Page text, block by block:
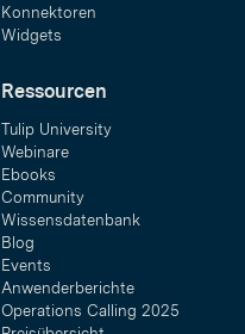
Konnektoren
Widgets
Ressourcen
Tulip University
Webinare
Ebooks
Community
Wissensdatenbank
Blog
Events
Anwenderberichte
Operations Calling 2025